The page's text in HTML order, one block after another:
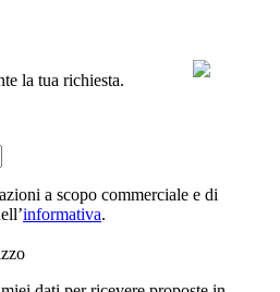
la tua richiesta.
a scopo commerciale e di
informativa.